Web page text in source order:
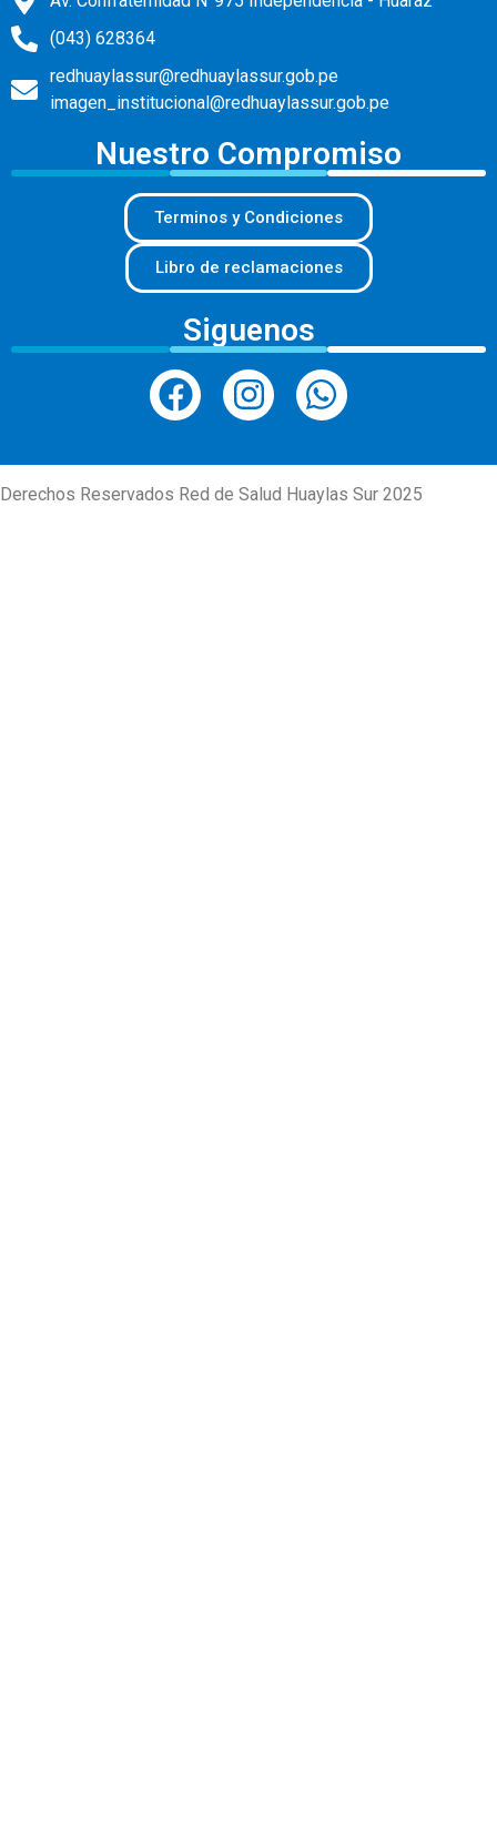
(043) 628364
redhuaylassur@redhuaylassur.gob.pe
imagen_institucional@redhuaylassur.gob.pe
Nuestro Compromiso
Terminos y Condiciones
Libro de reclamaciones
Siguenos
Derechos Reservados Red de Salud Huaylas Sur 2025